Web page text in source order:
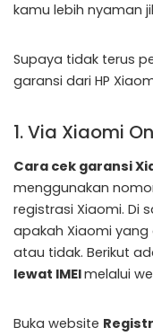
kamu lebih nyaman
Supaya tidak terus
garansi dari HP
1. Via Xiaomi
Cara cek garansi
menggunakan
registrasi Xiaomi. Di
apakah Xiaomi yang
atau tidak. Berikut
lewat IMEImelalui
Buka website